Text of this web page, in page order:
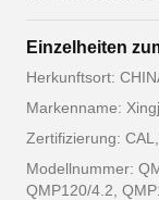
Einzelheiten
Herkunftsort:
Markenname:
Zertifizierung:
Modellnummer:
QMP120/4.2,